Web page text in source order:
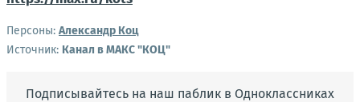
Персоны: Александр Коц
Источник: Канал в МАКС "КОЦ"
Подписывайтесь на наш паблик в Одноклассниках